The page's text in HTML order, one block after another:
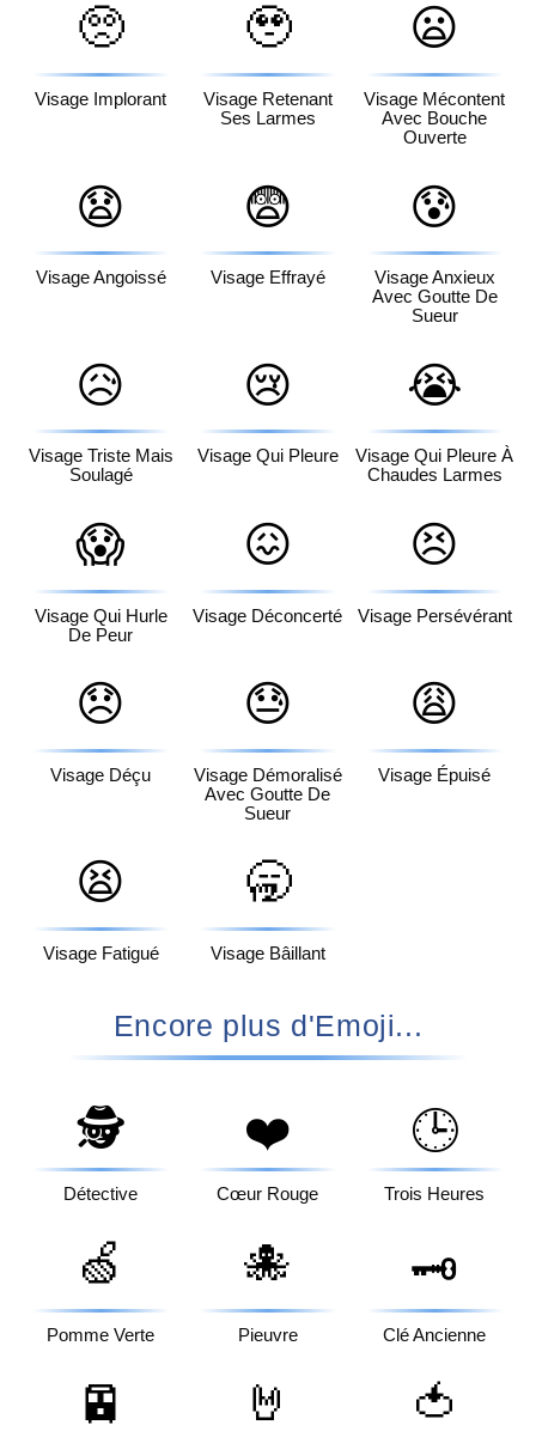
🥺
Visage Implorant
🥹
Visage Retenant
Ses Larmes
😦
Visage Mécontent
Avec Bouche
Ouverte
😧
Visage Angoissé
😨
Visage Effrayé
😰
Visage Anxieux
Avec Goutte De
Sueur
😥
Visage Triste Mais
Soulagé
😢
Visage Qui Pleure
😭
Visage Qui Pleure À
Chaudes Larmes
😱
Visage Qui Hurle
De Peur
😖
Visage Déconcerté
😣
Visage Persévérant
😞
Visage Déçu
😓
Visage Démoralisé
Avec Goutte De
Sueur
😩
Visage Épuisé
😫
Visage Fatigué
🥱
Visage Bâillant
Encore plus d'Emoji...
🕵️
Détective
❤️
Cœur Rouge
🕒
Trois Heures
🍏
Pomme Verte
🐙
Pieuvre
🗝️
Clé Ancienne
🚈 🤘 🍅